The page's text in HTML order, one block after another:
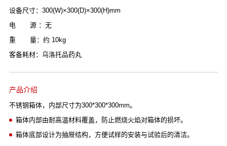
设备尺寸：300(W)×300(D)×300(H)mm
电 源 ：无
重 量：约 10kg
客备耗材：乌洛托品药丸
产品介绍
不锈钢箱体，内部尺寸为300*300*300mm。
箱体内部由耐高温材料覆盖，防止燃烧火焰对箱体的损坏。
箱体底部设计为抽屉结构，方便试样的安装与试验后的清洁。